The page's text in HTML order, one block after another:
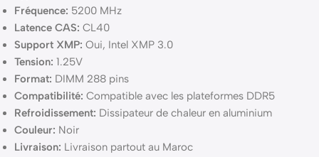
Fréquence: 5200 MHz
Latence CAS: CL40
Support XMP: Oui, Intel XMP 3.0
Tension: 1.25V
Format: DIMM 288 pins
Compatibilité: Compatible avec les plateformes DDR5
Refroidissement: Dissipateur de chaleur en aluminium
Couleur: Noir
Livraison: Livraison partout au Maroc